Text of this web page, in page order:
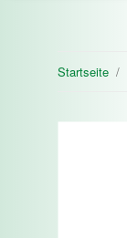
Startseite